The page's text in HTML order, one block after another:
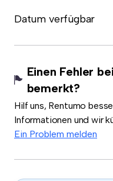
Datum verfügbar
Einen Fehler
bemerkt?
Hilf uns, Rentumo
Informationen und wir
Ein Problem melden